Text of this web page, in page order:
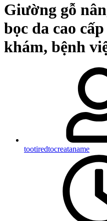
Giường gỗ
bọc da cao
khám, bệnh
tootiredtocreataname